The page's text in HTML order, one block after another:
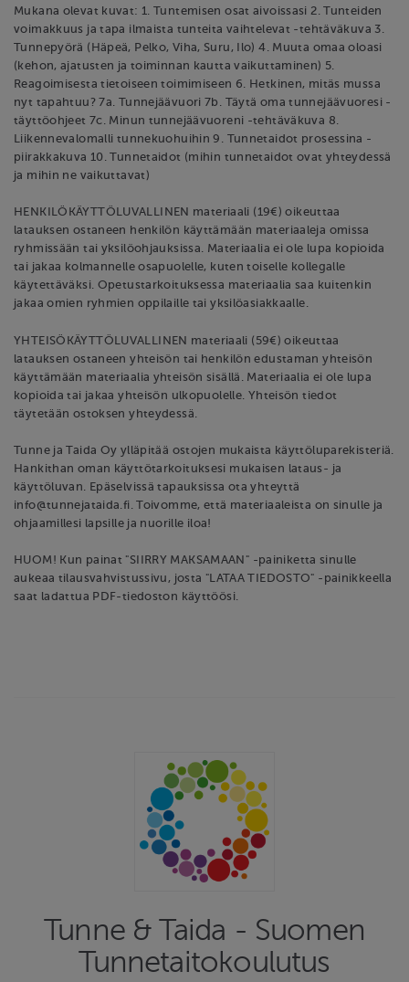
Mukana olevat kuvat: 1. Tuntemisen osat aivoissasi 2. Tunteiden
voimakkuus ja tapa ilmaista tunteita vaihtelevat -tehtäväkuva 3.
Tunnepyörä (Häpeä, Pelko, Viha, Suru, Ilo) 4. Muuta omaa oloasi
(kehon, ajatusten ja toiminnan kautta vaikuttaminen) 5.
Reagoimisesta tietoiseen toimimiseen 6. Hetkinen, mitäs mussa
nyt tapahtuu? 7a. Tunnejäävuori 7b. Täytä oma tunnejäävuoresi -
täyttöohjeet 7c. Minun tunnejäävuoreni -tehtäväkuva 8.
Liikennevalomalli tunnekuohuihin 9. Tunnetaidot prosessina -
piirakkakuva 10. Tunnetaidot (mihin tunnetaidot ovat yhteydessä
ja mihin ne vaikuttavat)
HENKILÖKÄYTTÖLUVALLINEN materiaali (19€) oikeuttaa
latauksen ostaneen henkilön käyttämään materiaaleja omissa
ryhmissään tai yksilöohjauksissa. Materiaalia ei ole lupa kopioida
tai jakaa kolmannelle osapuolelle, kuten toiselle kollegalle
käytettäväksi. Opetustarkoituksessa materiaalia saa kuitenkin
jakaa omien ryhmien oppilaille tai yksilöasiakkaalle.
YHTEISÖKÄYTTÖLUVALLINEN materiaali (59€) oikeuttaa
latauksen ostaneen yhteisön tai henkilön edustaman yhteisön
käyttämään materiaalia yhteisön sisällä. Materiaalia ei ole lupa
kopioida tai jakaa yhteisön ulkopuolelle. Yhteisön tiedot
täytetään ostoksen yhteydessä.
Tunne ja Taida Oy ylläpitää ostojen mukaista käyttöluparekisteriä.
Hankithan oman käyttötarkoituksesi mukaisen lataus- ja
käyttöluvan. Epäselvissä tapauksissa ota yhteyttä
info@tunnejataida.fi. Toivomme, että materiaaleista on sinulle ja
ohjaamillesi lapsille ja nuorille iloa!
HUOM! Kun painat "SIIRRY MAKSAMAAN" -painiketta sinulle
aukeaa tilausvahvistussivu, josta "LATAA TIEDOSTO" -painikkeella
saat ladattua PDF-tiedoston käyttöösi.
Tunne & Taida - Suomen
Tunnetaitokoulutus